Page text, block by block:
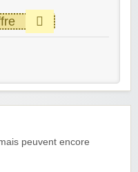
peuvent encore